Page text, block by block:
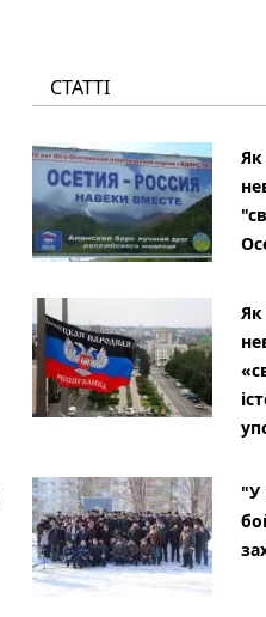
СТАТТІ
Як
Як
"У